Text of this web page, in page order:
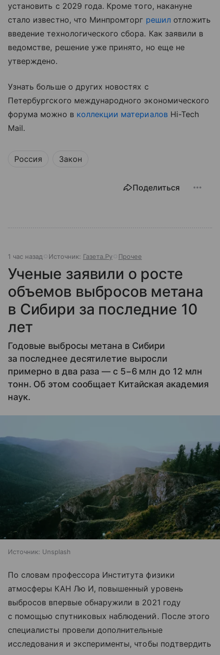
установить с 2029 года. Кроме того, накануне
стало известно, что Минпромторг решилотложить
введение технологического сбора. Как заявили в
ведомстве, решение уже принято, но еще не
утверждено.
Узнать больше о других новостях с
Петербургского международного экономического
форума можно в коллекции материалов Hi-Tech
Mail.
Россия Закон
Поделиться
1 час назад Источник: Газета.Ру Прочее
Ученые заявили о росте
объемов выбросов метана
в Сибири за последние 10
лет
Годовые выбросы метана в Сибири
за последнее десятилетие выросли
примерно в два раза — с 5−6 млн до 12 млн
тонн. Об этом сообщает Китайская академия
наук.
Источник: Unsplash
По словам профессора Института физики
атмосферы КАН Лю И, повышенный уровень
выбросов впервые обнаружили в 2021 году
с помощью спутниковых наблюдений. После этого
специалисты провели дополнительные
исследования и эксперименты, чтобы подтвердить